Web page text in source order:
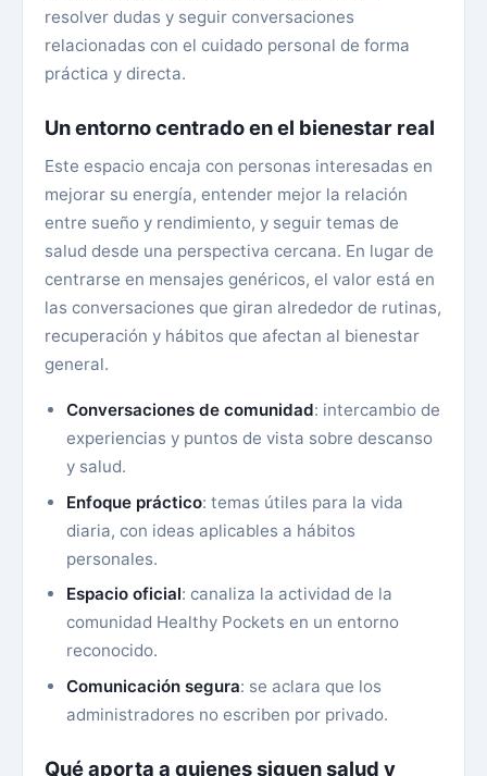
resolver dudas y seguir conversaciones
relacionadas con el cuidado personal de forma
práctica y directa.
Un entorno centrado en el bienestar real
Este espacio encaja con personas interesadas en
mejorar su energía, entender mejor la relación
entre sueño y rendimiento, y seguir temas de
salud desde una perspectiva cercana. En lugar de
centrarse en mensajes genéricos, el valor está en
las conversaciones que giran alrededor de rutinas,
recuperación y hábitos que afectan al bienestar
general.
Conversaciones de comunidad: intercambio de
experiencias y puntos de vista sobre descanso
y salud.
Enfoque práctico: temas útiles para la vida
diaria, con ideas aplicables a hábitos
personales.
Espacio oficial: canaliza la actividad de la
comunidad Healthy Pockets en un entorno
reconocido.
Comunicación segura: se aclara que los
administradores no escriben por privado.
Qué aporta a quienes siguen salud y